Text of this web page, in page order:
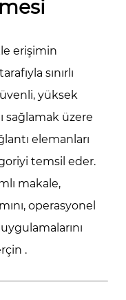
erişimin
sınırlı
yüksek
sağlamak üzere
elemanları
temsil eder.
makale,
operasyonel
.